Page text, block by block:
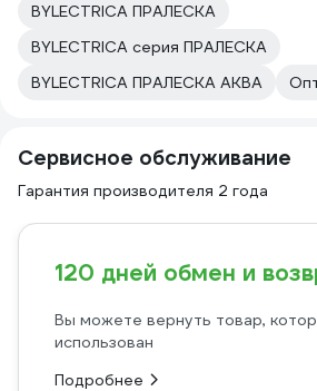
BYLECTRICA ПРАЛЕСКА
BYLECTRICA серия ПРАЛЕСКА
BYLECTRICA ПРАЛЕСКА АКВА
Сервисное обслуживание
Гарантия производителя 2 года
120 дней обмен и
Вы можете вернуть товар,
использован
Подробнее